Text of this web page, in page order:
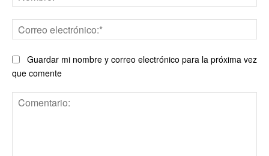
Guardar mi nombre y correo electrónico para la próxima vez
que comente